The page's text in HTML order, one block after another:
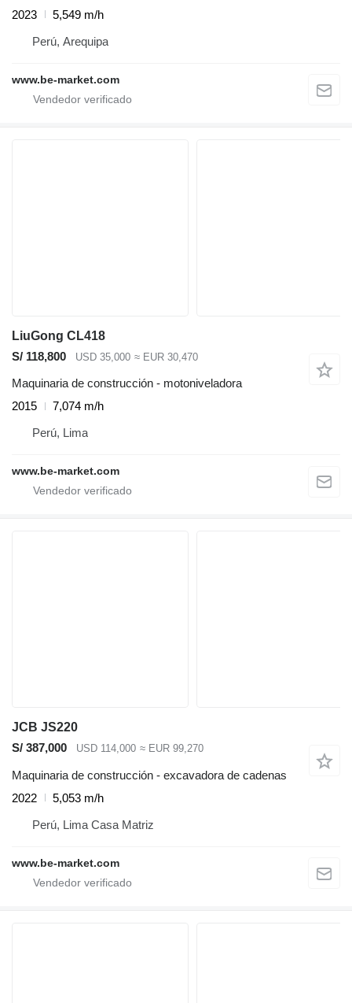
2023
5,549 m/h
Perú, Arequipa
www.be-market.com
LiuGong CL418
S/ 118,800
USD 35,000 ≈ EUR 30,470
Maquinaria de construcción - motoniveladora
2015
7,074 m/h
Perú, Lima
www.be-market.com
JCB JS220
S/ 387,000
USD 114,000 ≈ EUR 99,270
Maquinaria de construcción - excavadora de cadenas
2022
5,053 m/h
Perú, Lima Casa Matriz
www.be-market.com